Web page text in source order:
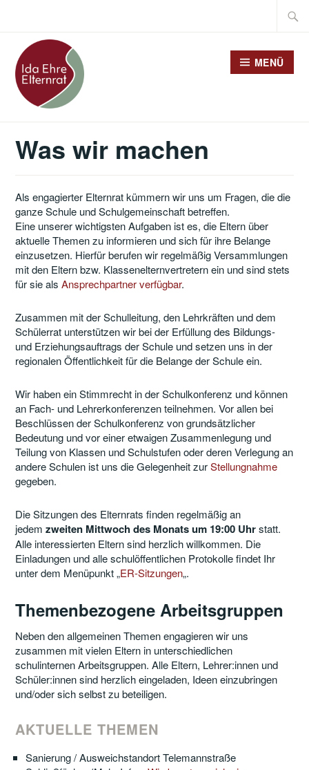
springen
Suche
MENÜ
Was wir machen
Als engagierter Elternrat kümmern wir uns um Fragen, die die
ganze Schule und Schulgemeinschaft betreffen.
Eine unserer wichtigsten Aufgaben ist es, die Eltern über
aktuelle Themen zu informieren und sich für ihre Belange
einzusetzen. Hierfür berufen wir regelmäßig Versammlungen
mit den Eltern bzw. Klassenelternvertretern ein und sind stets
für sie alsAnsprechpartner verfügbar.
Zusammen mit der Schulleitung, den Lehrkräften und dem
Schülerrat unterstützen wir bei der Erfüllung des Bildungs-
und Erziehungsauftrags der Schule und setzen uns in der
regionalen Öffentlichkeit für die Belange der Schule ein.
Wir haben ein Stimmrecht in der Schulkonferenz und können
an Fach- und Lehrerkonferenzen teilnehmen. Vor allen bei
Beschlüssen der Schulkonferenz von grundsätzlicher
Bedeutung und vor einer etwaigen Zusammenlegung und
Teilung von Klassen und Schulstufen oder deren Verlegung an
andere Schulen ist uns die Gelegenheit zurStellungnahme
gegeben.
Die Sitzungen des Elternrats finden regelmäßig an
jedemzweiten Mittwoch des Monats um 19:00 Uhrstatt.
Alle interessierten Eltern sind herzlich willkommen. Die
Einladungen und alle schulöffentlichen Protokolle findet Ihr
unter dem Menüpunkt „ER-Sitzungen„.
Themenbezogene Arbeitsgruppen
Neben den allgemeinen Themen engagieren wir uns
zusammen mit vielen Eltern in unterschiedlichen
schulinternen Arbeitsgruppen. Alle Eltern, Lehrer:innen und
Schüler:innen sind herzlich eingeladen, Ideen einzubringen
und/oder sich selbst zu beteiligen.
AKTUELLE THEMEN
Sanierung / Ausweichstandort Telemannstraße